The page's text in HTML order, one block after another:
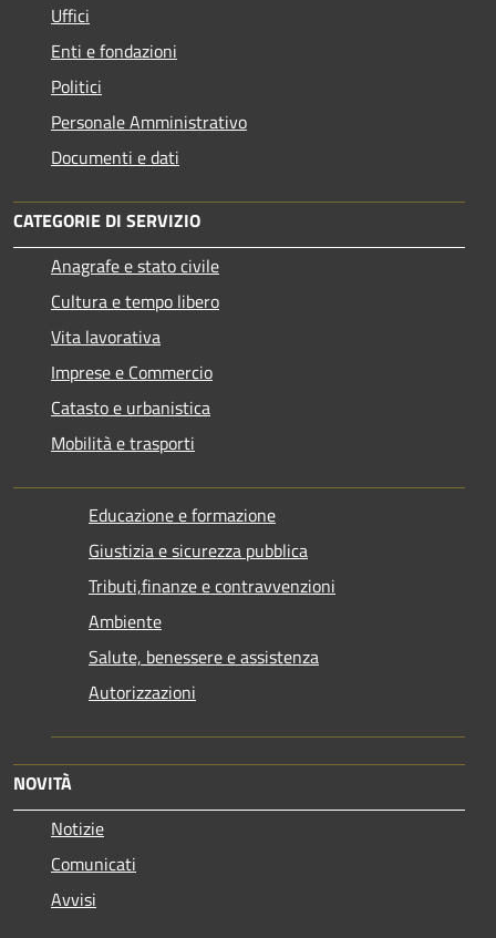
Uffici
Enti e fondazioni
Politici
Personale Amministrativo
Documenti e dati
CATEGORIE DI SERVIZIO
Anagrafe e stato civile
Cultura e tempo libero
Vita lavorativa
Imprese e Commercio
Catasto e urbanistica
Mobilità e trasporti
Educazione e formazione
Giustizia e sicurezza pubblica
Tributi,finanze e contravvenzioni
Ambiente
Salute, benessere e assistenza
Autorizzazioni
NOVITÀ
Notizie
Comunicati
Avvisi